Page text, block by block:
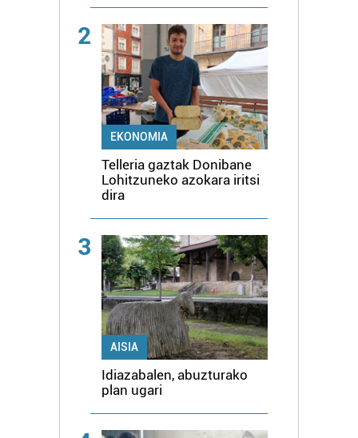
2
EKONOMIA
Telleria gaztak Donibane
Lohitzuneko azokara iritsi
dira
3
AISIA
Idiazabalen, abuzturako
plan ugari